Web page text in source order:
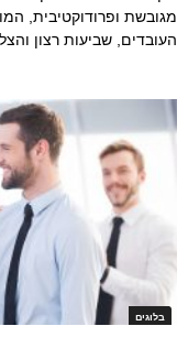
מגובשת ופרודוקטיבית,
העובדים, שביעות רצון
בלוגים